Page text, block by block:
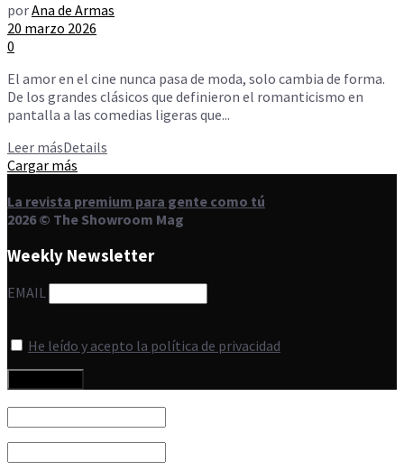
porAna de Armas
20 marzo 2026
0
El amor en el cine nunca pasa de moda, solo cambia de forma.
De los grandes clásicos que definieron el romanticismo en
pantalla a las comedias ligeras que...
Leer másDetails
Cargar más
La revista premium para gente como tú
2026 © The Showroom Mag
Weekly Newsletter
EMAIL
He leído y acepto la política de privacidad